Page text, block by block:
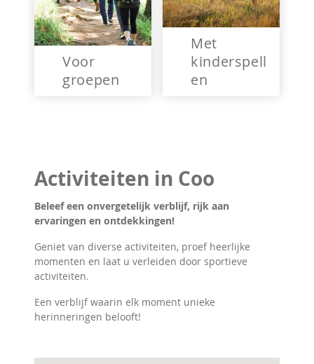
Voor
groepen
Met
kinderspell
en
Activiteiten in Coo
Beleef een onvergetelijk verblijf, rijk aan
ervaringen en ontdekkingen!
Geniet van diverse activiteiten, proef heerlijke
momenten en laat u verleiden door sportieve
activiteiten.
Een verblijf waarin elk moment unieke
herinneringen belooft!